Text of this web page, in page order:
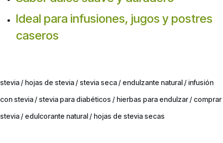
Ideal para infusiones, jugos y postres
caseros
stevia / hojas de stevia / stevia seca / endulzante natural / infusión
con stevia / stevia para diabéticos / hierbas para endulzar / comprar
stevia / edulcorante natural / hojas de stevia secas